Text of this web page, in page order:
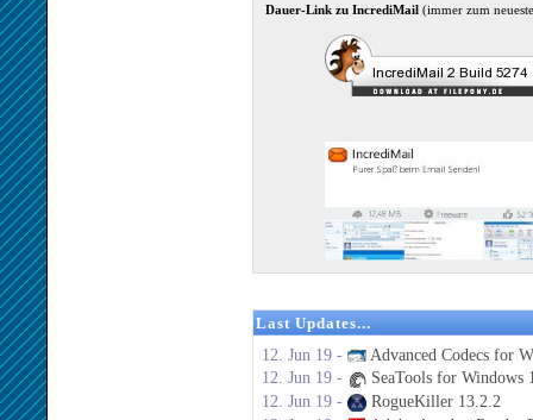
Dauer-Link zu IncrediMail (immer zum
Last Updates...
12. Jun 19 -
Advanced Codecs for
12. Jun 19 -
SeaTools for Windows
12. Jun 19 -
RogueKiller 13.2.2